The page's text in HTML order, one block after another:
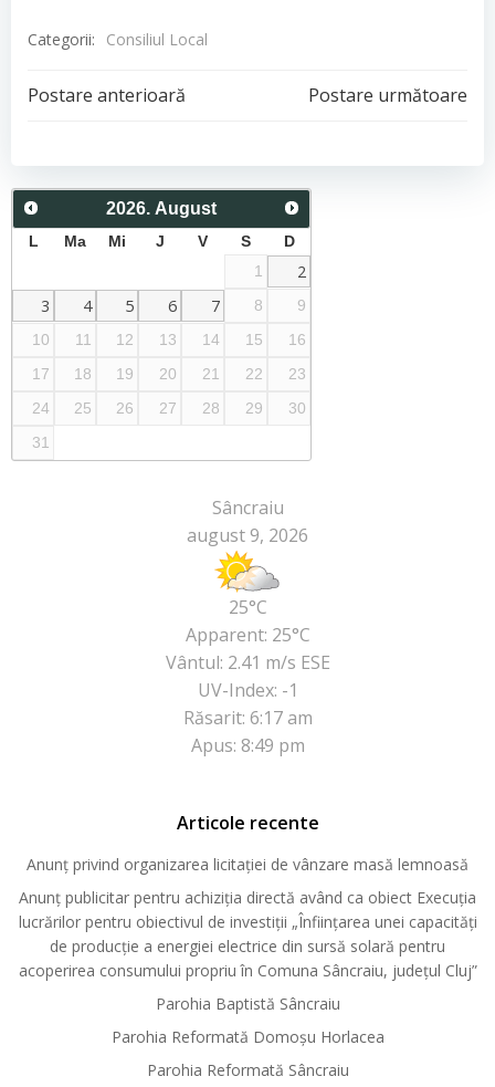
Categorii: Consiliul Local
Post
navigation
Postare anterioară
Post
navigation
Postare următoare
2026. August
L Ma Mi J V S
D
1
2
3
4 5 6 7 8
9
10
11 12 13 14 15
16
17
18 19 20 21 22
23
24
25 26 27 28 29
30
31
Sâncraiu
august 9, 2026
25°C
Apparent: 25°C
Vântul: 2.41 m/s ESE
UV-Index: -1
Răsarit: 6:17 am
Apus: 8:49 pm
Articole recente
Anunț privind organizarea licitației de vânzare masă lemnoasă
Anunț publicitar pentru achiziția directă având ca obiect Execuția
lucrărilor pentru obiectivul de investiții „Înființarea unei capacități
de producție a energiei electrice din sursă solară pentru
acoperirea consumului propriu în Comuna Sâncraiu, județul Cluj”
Parohia Baptistă Sâncraiu
Parohia Reformată Domoşu Horlacea
Parohia Reformată Sâncraiu